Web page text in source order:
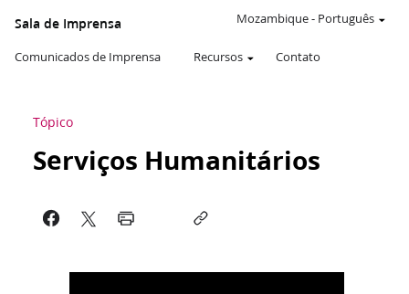
Sala de Imprensa
Comunicados de Imprensa Recursos Contato
Mozambique- Português
Tópico
Serviços Humanitários